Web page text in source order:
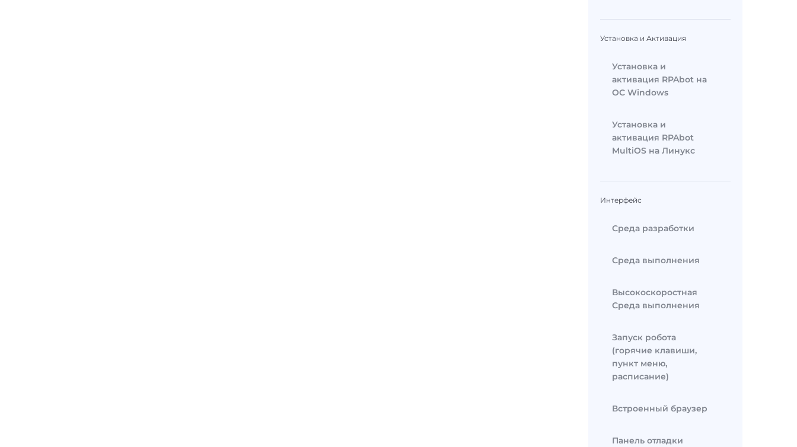
Установка и Активация
Установка и
активация RPAbot на
ОС Windows
Установка и
активация RPAbot
MultiOS на Линукс
Интерфейс
Среда разработки
Среда выполнения
Высокоскоростная
Среда выполнения
Запуск робота
(горячие клавиши,
пункт меню,
расписание)
Встроенный браузер
Панель отладки